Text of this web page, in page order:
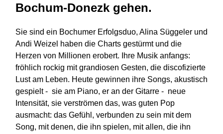
Bochum-Donezk gehen.
Sie sind ein Bochumer Erfolgsduo, Alina Süggeler und
Andi Weizel haben die Charts gestürmt und die
Herzen von Millionen erobert. Ihre Musik anfangs:
fröhlich rockig mit grandiosen Gesten, die discofizierte
Lust am Leben. Heute gewinnen ihre Songs, akustisch
gespielt - sie am Piano, er an der Gitarre - neue
Intensität, sie verströmen das, was guten Pop
ausmacht: das Gefühl, verbunden zu sein mit dem
Song, mit denen, die ihn spielen, mit allen, die ihn